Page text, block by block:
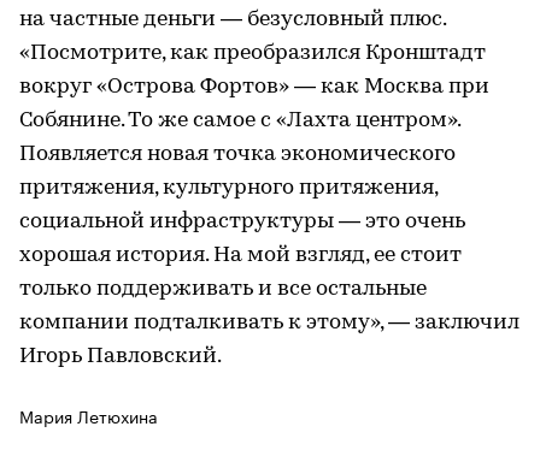
на частные деньги — безусловный плюс.
«Посмотрите, как преобразился Кронштадт
вокруг «Острова Фортов» — как Москва при
Собянине. То же самое с «Лахта центром».
Появляется новая точка экономического
притяжения, культурного притяжения,
социальной инфраструктуры — это очень
хорошая история. На мой взгляд, ее стоит
только поддерживать и все остальные
компании подталкивать к этому», — заключил
Игорь Павловский.
Мария Летюхина